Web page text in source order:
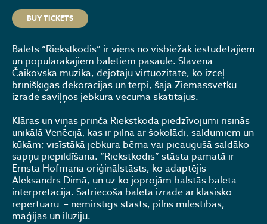
BUY TICKETS
Balets “Riekstkodis” ir viens no visbiežāk iestudētajiem
un populārākajiem baletiem pasaulē. Slavenā
Čaikovska mūzika, dejotāju virtuozitāte, ko izceļ
brīnišķīgās dekorācijas un tērpi, šajā Ziemassvētku
izrādē saviļņos jebkura vecuma skatītājus.
Klāras un viņas prinča Riekstkoda piedzīvojumi risinās
unikālā Venēcijā, kas ir pilna ar šokolādi, saldumiem un
kūkām; visīstākā jebkura bērna vai pieaugušā saldāko
sapņu piepildīšana. “Riekstkodis” stāsta pamatā ir
Ernsta Hofmana oriģinālstāsts, ko adaptējis
Aleksandrs Dimā, un uz ko joprojām balstās baleta
interpretācija. Satriecošā baleta izrāde ar klasisko
repertuāru – nemirstīgs stāsts, pilns mīlestības,
maģijas un ilūziju.